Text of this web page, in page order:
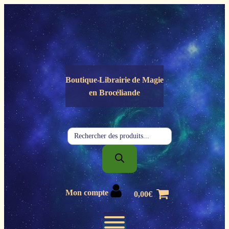
Panneau de gestion des cookies
Boutique-Librairie deMagie
en Brocéliande
Recherche
de
produits
Mon compte 0,00€